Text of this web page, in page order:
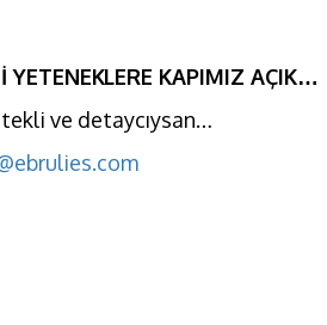
YETENEKLERE KAPIMIZ AÇIK…
ve detaycıysan…